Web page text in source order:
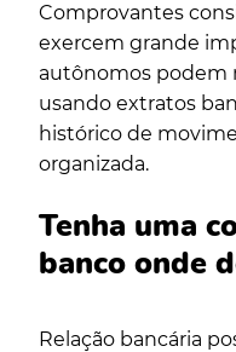
Comprovantes
exercem grande
autônomos podem
usando extratos
histórico de
organizada.
Tenha uma
banco onde
Relação bancária